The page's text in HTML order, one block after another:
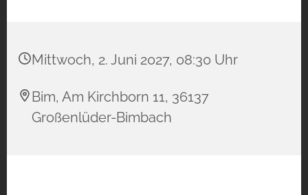
Mittwoch, 2. Juni 2027, 08:30 Uhr
Bim, Am Kirchborn 11, 36137
Großenlüder-Bimbach